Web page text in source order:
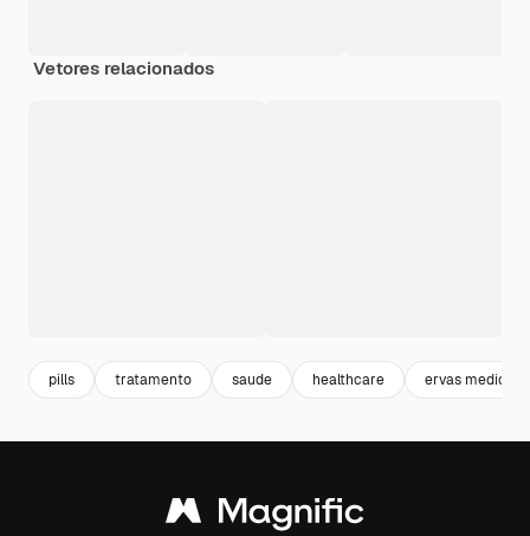
Vetores relacionados
pills tratamento saude healthcare ervas